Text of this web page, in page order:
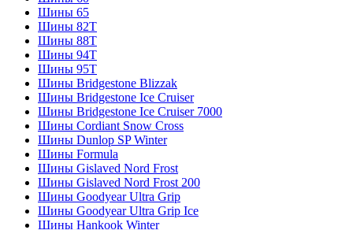
Шины 65
Шины 82T
Шины 88T
Шины 94T
Шины 95T
Шины Bridgestone Blizzak
Шины Bridgestone Ice Cruiser
Шины Bridgestone Ice Cruiser 7000
Шины Cordiant Snow Cross
Шины Dunlop SP Winter
Шины Formula
Шины Gislaved Nord Frost
Шины Gislaved Nord Frost 200
Шины Goodyear Ultra Grip
Шины Goodyear Ultra Grip Ice
Шины Hankook Winter